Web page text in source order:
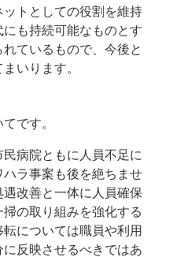
トとしての役割を維持
にも持続可能なものとす
ているもので、今後と
いります。
です。
病院ともに人員不足に
ラ事案も後を絶ちませ
改善と一体に人員確保
の取り組みを強化する
については職員や利用
反映させるべきではあ